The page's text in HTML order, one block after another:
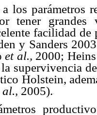
los parámetros
tener
facilidad
y Sanders
et al., 2000;
supervivencia
Holstein,
al., 2005).